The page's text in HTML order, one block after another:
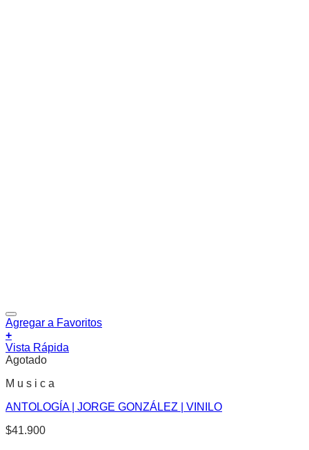
Agregar a Favoritos
+
Vista Rápida
Agotado
M u s i c a
ANTOLOGÍA | JORGE GONZÁLEZ | VINILO
$41.900